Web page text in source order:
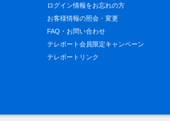
ログイン情報をお忘れの方
お客様情報の照会・変更
FAQ・お問い合わせ
テレボート会員限定キャンペーン
テレボートリンク